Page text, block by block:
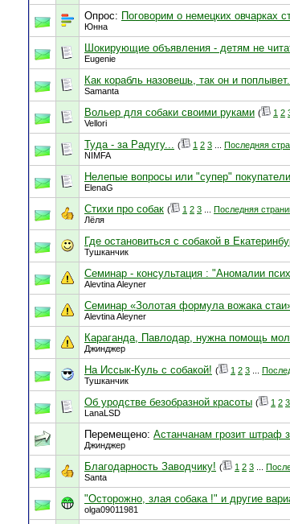
Опрос: Поговорим о немецких овчарках
Юнна
Шокирующие объявления - детям не
Eugenie
Как корабль назовешь, так он и
Samanta
Вольер для собаки своими руками ( 1 2
Vellori
Туда - за Радугу... ( 1 2 3 Последняя
NIMFA
Нелепые вопросы или "супер"
ElenaG
Стихи про собак ( 1 2 3 Последняя
Лёля
Где остановиться с собакой в
Тушканчик
Семинар - консультация : "Аномалии
Alevtina Aleyner
Семинар «Золотая формула вожака
Alevtina Aleyner
Караганда, Павлодар, нужна помощь
Джинджер
На Иссык-Куль с собакой! ( 1 2 3
Тушканчик
Об уродстве безобразной красоты ( 1 2 3
LanaLSD
Перемещено: Астанчанам грозит штраф
Джинджер
Благодарность Заводчику! ( 1 2 3
Santa
"Осторожно, злая собака !" и другие
olga09011981